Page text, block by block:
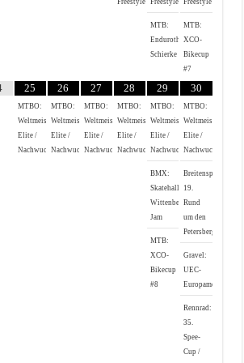
Freestyle Freestyle
MTB:
Endurothon
Schierke
Freestyle
MTB:
XCO-
Bikecup
#7
25
MTBO:
Weltmeisterschaften
Elite /
Nachwuchs
26
MTBO:
Weltmeisterschaften
Elite /
Nachwuchs
27
MTBO:
Weltmeisterschaften
Elite /
Nachwuchs
28
MTBO:
Weltmeisterschaften
Elite /
Nachwuchs
29
MTBO:
Weltmeisterschaften
Elite /
Nachwuchs
BMX:
Skatehalle
Wittenberg
Jam
MTB:
XCO-
Bikecup
#8
30
MTBO:
Weltmeisterschaften
Elite /
Nachwuchs
Breitensport:
19.
Rund
um den
Petersberg
Gravel:
UEC-
Europameisterschaft
Rennrad:
35.
Spee-
Cup /